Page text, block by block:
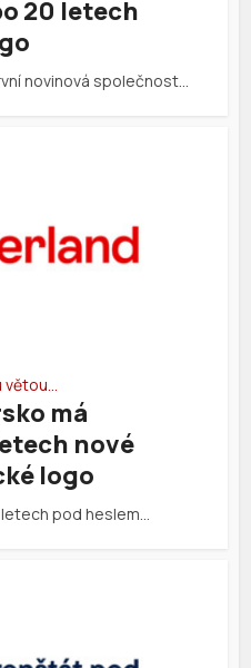
20 letech
novinová společnost…
větou…
má
nové
logo
pod heslem…